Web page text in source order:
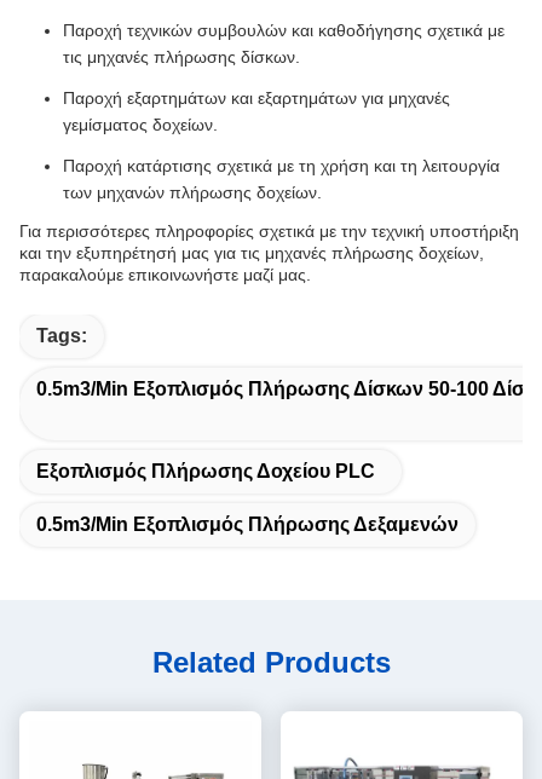
Παροχή τεχνικών συμβουλών και καθοδήγησης σχετικά με
τις μηχανές πλήρωσης δίσκων.
Παροχή εξαρτημάτων και εξαρτημάτων για μηχανές
γεμίσματος δοχείων.
Παροχή κατάρτισης σχετικά με τη χρήση και τη λειτουργία
των μηχανών πλήρωσης δοχείων.
Για περισσότερες πληροφορίες σχετικά με την τεχνική υποστήριξη
και την εξυπηρέτησή μας για τις μηχανές πλήρωσης δοχείων,
παρακαλούμε επικοινωνήστε μαζί μας.
Tags:
0.5m3/min Εξοπλισμός Πλήρωσης Δίσκων 50-100
Εξοπλισμός Πλήρωσης Δοχείου PLC
0.5m3/min Εξοπλισμός Πλήρωσης Δεξαμενών
Related Products